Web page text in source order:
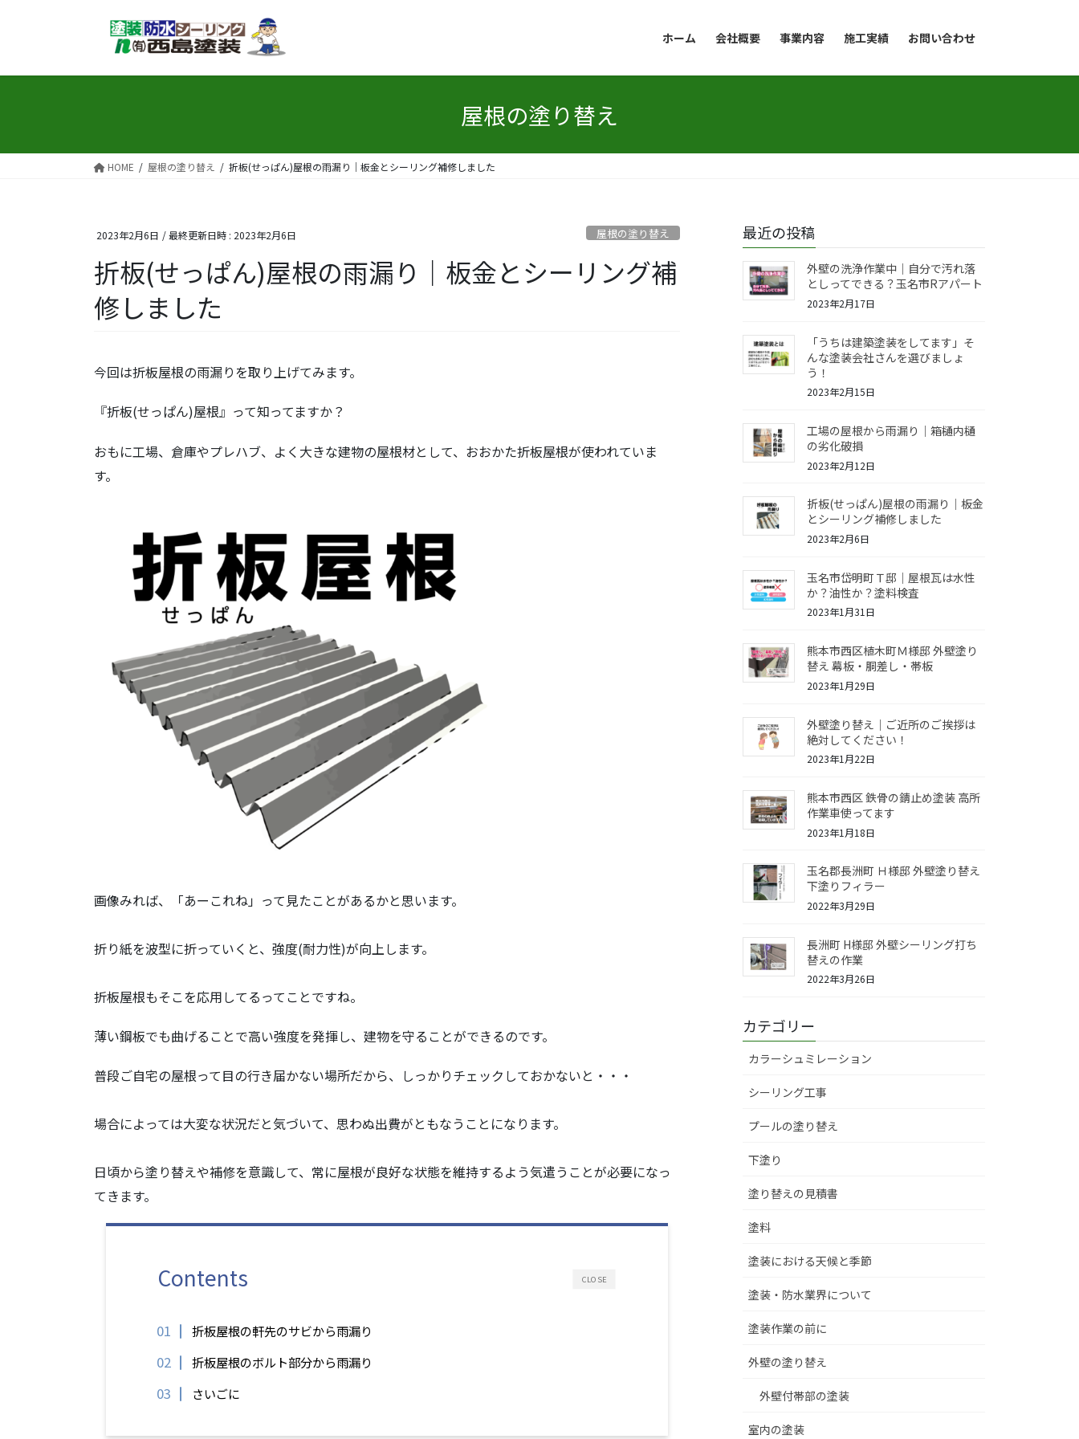
ホーム 会社概要 事業内容 施工実績 お問い合わせ
屋根の塗り替え
HOME 屋根の塗り替え 折板(せっぱん)屋根の雨漏り｜板金とシーリング補修しました
2023年2月6日 / 最終更新日時 : 2023年2月6日 屋根の塗り替え
折板(せっぱん)屋根の雨漏り｜板金とシーリング補
修しました
今回は折板屋根の雨漏りを取り上げてみます。
『折板(せっぱん)屋根』って知ってますか？
おもに工場、倉庫やプレハブ、よく大きな建物の屋根材として、おおかた折板屋根が使われていま
す。
画像みれば、「あーこれね」って見たことがあるかと思います。
折り紙を波型に折っていくと、強度(耐力性)が向上します。
折板屋根もそこを応用してるってことですね。
薄い鋼板でも曲げることで高い強度を発揮し、建物を守ることができるのです。
普段ご自宅の屋根って目の行き届かない場所だから、しっかりチェックしておかないと・・・
場合によっては大変な状況だと気づいて、思わぬ出費がともなうことになります。
日頃から塗り替えや補修を意識して、常に屋根が良好な状態を維持するよう気遣うことが必要になっ
てきます。
CLOSE
Contents
折板屋根の軒先のサビから雨漏り
折板屋根のボルト部分から雨漏り
さいごに
最近の投稿
外壁の洗浄作業中｜自分で汚れ落
としってできる？玉名市Rアパート
2023年2月17日
「うちは建築塗装をしてます」そ
んな塗装会社さんを選びましょ
う！
2023年2月15日
工場の屋根から雨漏り｜箱樋内樋
の劣化破損
2023年2月12日
折板(せっぱん)屋根の雨漏り｜板金
とシーリング補修しました
2023年2月6日
玉名市岱明町Ｔ邸｜屋根瓦は水性
か？油性か？塗料検査
2023年1月31日
熊本市西区植木町Ｍ様邸 外壁塗り
替え 幕板・胴差し・帯板
2023年1月29日
外壁塗り替え｜ご近所のご挨拶は
絶対してください！
2023年1月22日
熊本市西区 鉄骨の錆止め塗装 高所
作業車使ってます
2023年1月18日
玉名郡長洲町 Ｈ様邸 外壁塗り替え
下塗りフィラー
2022年3月29日
長洲町 H様邸 外壁シーリング打ち
替えの作業
2022年3月26日
カテゴリー
カラーシュミレーション
シーリング工事
プールの塗り替え
下塗り
塗り替えの見積書
塗料
塗装における天候と季節
塗装・防水業界について
塗装作業の前に
外壁の塗り替え
外壁付帯部の塗装
室内の塗装